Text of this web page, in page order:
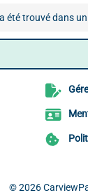
été trouvé dans
© 2026